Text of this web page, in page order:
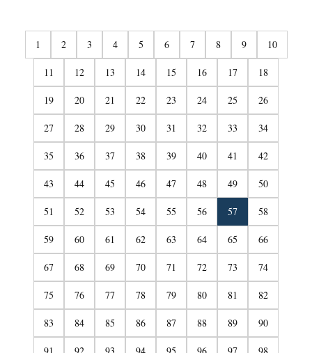
1 2 3 4 5 6 7 8 9 10
11 12 13 14 15 16 17 18
19 20 21 22 23 24 25 26
27 28 29 30 31 32 33 34
35 36 37 38 39 40 41 42
43 44 45 46 47 48 49 50
51 52 53 54 55 56 57 58
59 60 61 62 63 64 65 66
67 68 69 70 71 72 73 74
75 76 77 78 79 80 81 82
83 84 85 86 87 88 89 90
91 92 93 94 95 96 97 98